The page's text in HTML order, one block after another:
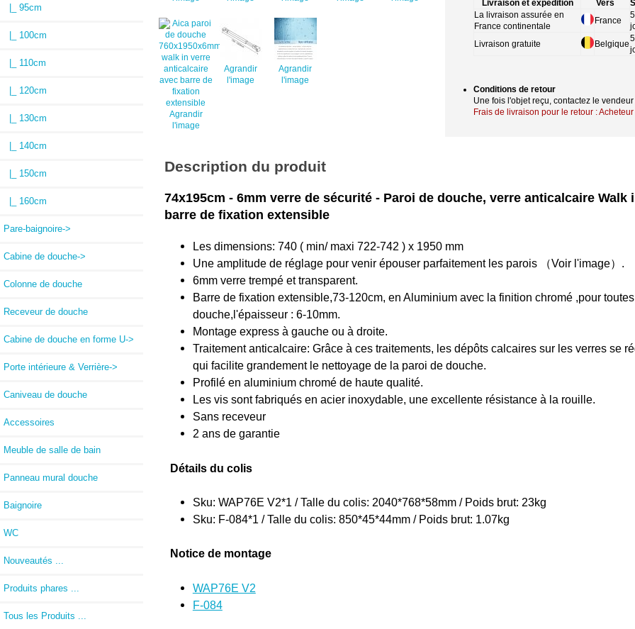
|_ 95cm
|_ 100cm
|_ 110cm
|_ 120cm
|_ 130cm
|_ 140cm
|_ 150cm
|_ 160cm
Pare-baignoire->
Cabine de douche->
Colonne de douche
Receveur de douche
Cabine de douche en forme U->
Porte intérieure & Verrière->
Caniveau de douche
Accessoires
Meuble de salle de bain
Panneau mural douche
Baignoire
WC
Nouveautés ...
Produits phares ...
Tous les Produits ...
Agrandir
l'image
Agrandir
l'image
Agrandir
l'image
Livraison et expédition Vers
La livraison assurée en
France continentale
France
Livraison gratuite
Belgique
Conditions de retour
Une fois l'objet reçu, contactez le
Frais de livraison pour le retour : Acheteur
Description du produit
74x195cm - 6mm verre de sécurité - Paroi de douche, verre anticalcaire
barre de fixation extensible
Les dimensions: 740 ( min/ maxi 722-742 ) x 1950 mm
Une amplitude de réglage pour venir épouser parfaitement les parois （Voir l'image）.
6mm verre trempé et transparent.
Barre de fixation extensible,73-120cm, en Aluminium avec la finition chromé ,pour
douche,l'épaisseur : 6-10mm.
Montage express à gauche ou à droite.
Traitement anticalcaire: Grâce à ces traitements, les dépôts calcaires sur les verres se
qui facilite grandement le nettoyage de la paroi de douche.
Profilé en aluminium chromé de haute qualité.
Les vis sont fabriqués en acier inoxydable, une excellente résistance à la rouille.
Sans receveur
2 ans de garantie
Détails du colis
Sku: WAP76E V2*1 / Talle du colis: 2040*768*58mm / Poids brut: 23kg
Sku: F-084*1 / Talle du colis: 850*45*44mm / Poids brut: 1.07kg
Notice de montage
WAP76E V2
F-084